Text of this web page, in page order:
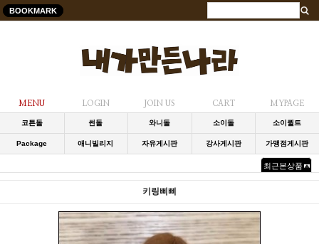
BOOKMARK
MENU LOGIN JOIN US CART MYPAGE
코튼돌 썬돌 와니돌 소이돌 소이퀼트
Package 애니빌리지 자유게시판 강사게시판 가맹점게시판
최근본상품
키링삐삐